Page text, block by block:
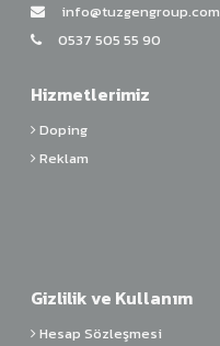
info@tuzgengroup.com
0537 505 55 90
Hizmetlerimiz
Doping
Reklam
Gizlilik ve Kullanım
Hesap Sözleşmesi